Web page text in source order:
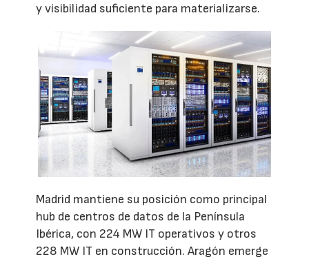
y visibilidad suficiente para materializarse.
Madrid mantiene su posición como principal
hub de centros de datos de la Península
Ibérica, con 224 MW IT operativos y otros
228 MW IT en construcción. Aragón emerge